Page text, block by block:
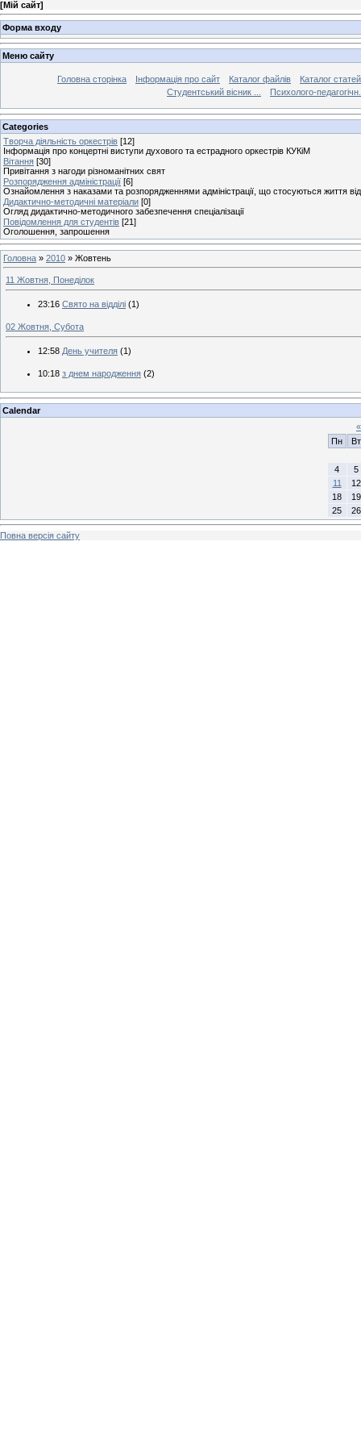
[Мій сайт]
Форма входу
Меню сайту
Головна сторінка Інформація про сайт Каталог файлів
Каталог статей
Студентський вісник ...
Психолого-
Categories
Творча діяльність оркестрів [12]
Інформація про концертні виступи духового та естрадного оркестрів КУКіМ
Вітання [30]
Привітання з нагоди різноманітних свят
Розпорядження адміністрації [6]
Ознайомлення з наказами та розпорядженнями адміністрації, що стосуються життя
Дидактично-методичні матеріали [0]
Огляд дидактично-методичного забезпечення спеціалізації
Повідомлення для студентів [21]
Оголошення, запрошення
Головна » 2010 » Жовтень
11 Жовтня, Понеділок
23:16 Свято на відділі (1)
02 Жовтня, Субота
12:58 День учителя (1)
10:18 з днем народження (2)
Calendar
«
Пн
Вт
4
5
11
12
18
19
25
26
Повна версія сайту